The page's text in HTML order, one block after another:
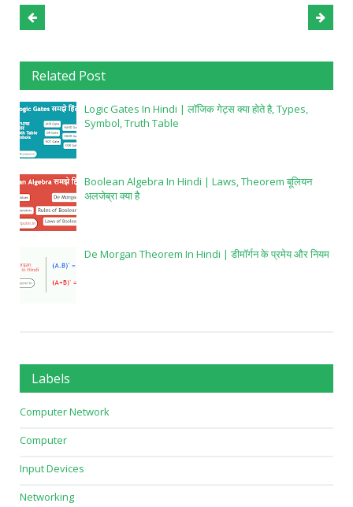
Related Post
Logic Gates In Hindi | लॉजिक गेट्स क्या होते है, Types,
Symbol, Truth Table
Boolean Algebra In Hindi | Laws, Theorem बूलियन
अलजेब्रा क्या है
De Morgan Theorem In Hindi | डीमॉर्गन के प्रमेय और नियम
Labels
Computer Network
Computer
Input Devices
Networking